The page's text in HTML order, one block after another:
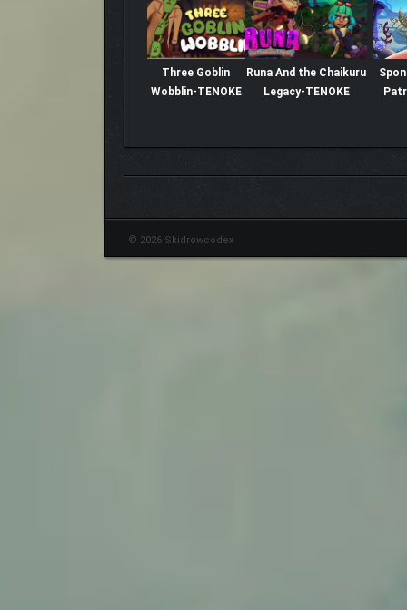
Three Goblin
Wobblin-TENOKE
Runa And the Chaikuru
Legacy-TENOKE
© 2026 Skidrowcodex